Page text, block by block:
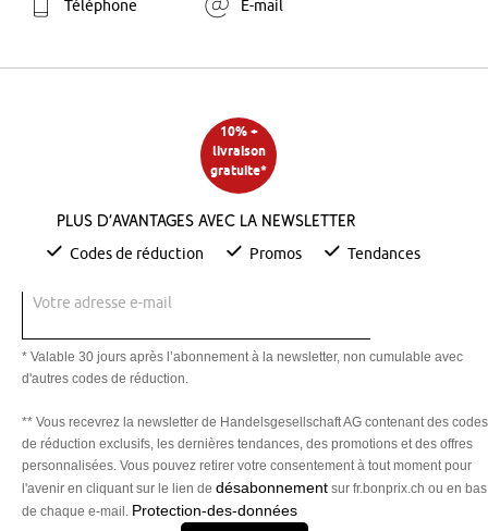
Téléphone E-mail
10% +
livraison
gratuite*
Plus d’avantages avec la newsletter
Codes de réduction Promos Tendances
Votre adresse e-mail
* Valable 30 jours après l’abonnement à la newsletter, non cumulable avec
d'autres codes de réduction.
** Vous recevrez la newsletter de Handelsgesellschaft AG contenant des codes
de réduction exclusifs, les dernières tendances, des promotions et des offres
personnalisées. Vous pouvez retirer votre consentement à tout moment pour
l'avenir en cliquant sur le lien de désabonnement sur fr.bonprix.ch ou en bas
de chaque e-mail. Protection-des-données